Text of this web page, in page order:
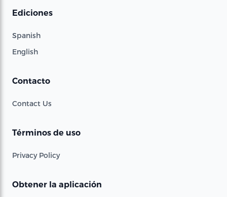
Ediciones
Spanish
English
Contacto
Contact Us
Términos de uso
Privacy Policy
Obtener la aplicación